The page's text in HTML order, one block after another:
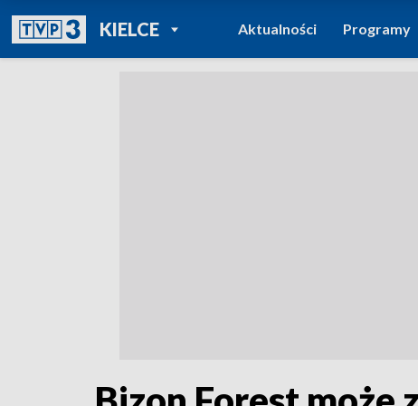
KIELCEPOWRÓT DO
TVP REGIONY
Aktualności Programy